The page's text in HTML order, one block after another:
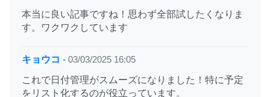
本当に良い記事ですね！思わず全部試したくなりま
す。ワクワクしています
キョウコ - 03/03/2025 16:05
これで日付管理がスムーズになりました！特に予定
をリスト化するのが役立っています。